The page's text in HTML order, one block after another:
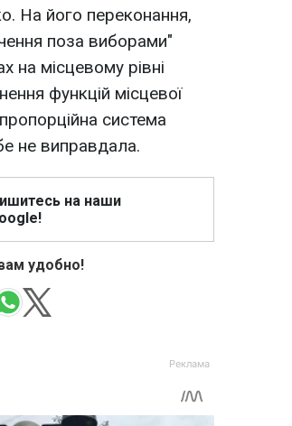
На його переконання,
поза виборами"
на місцевому рівні
функцій місцевої
система
не виправдала.
на наши
удобно!